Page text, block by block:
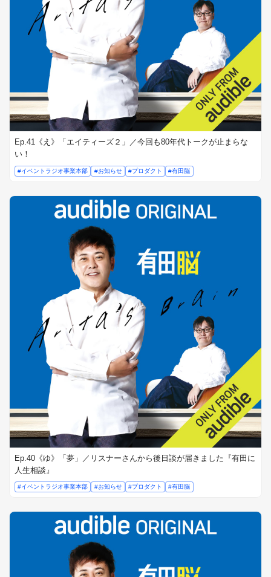
Ep.41《え》「エイティーズ２」／今回も80年代トークが止まらな
い！
#イベントラジオ事業本部 #お知らせ #プロダクト #有田脳
Ep.40《ゆ》「夢」／リスナーさんから後日談が届きました『有田に
人生相談』
#イベントラジオ事業本部 #お知らせ #プロダクト #有田脳